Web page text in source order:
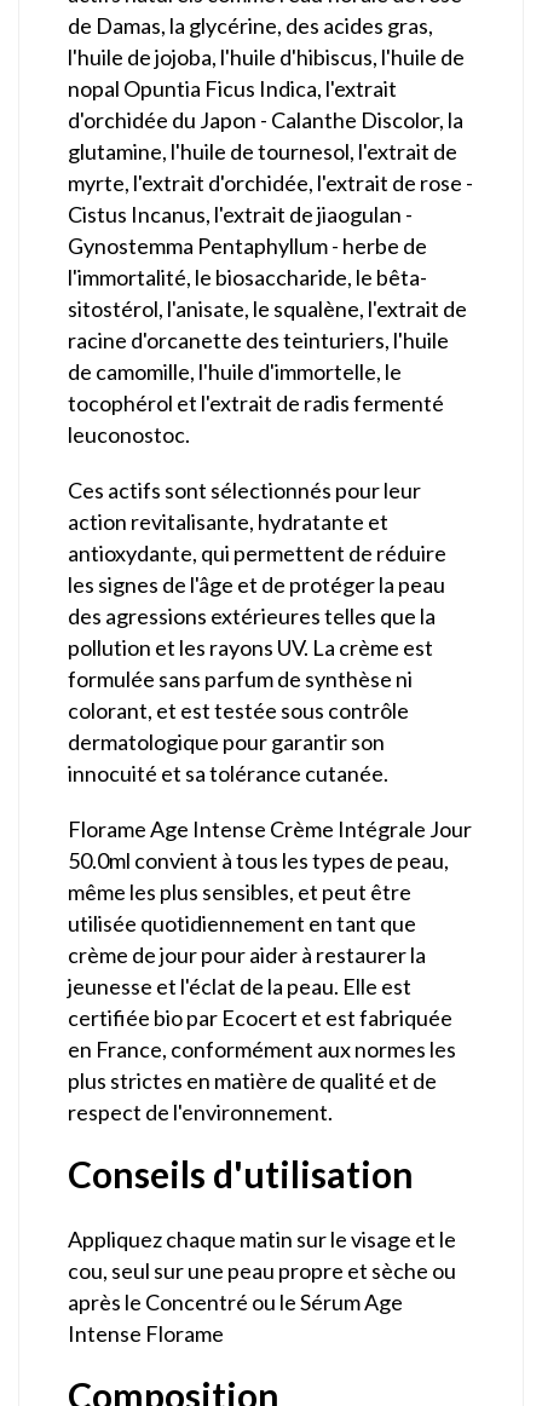
de Damas, la glycérine, des acides gras,
l'huile de jojoba, l'huile d'hibiscus, l'huile de
nopal Opuntia Ficus Indica, l'extrait
d'orchidée du Japon - Calanthe Discolor, la
glutamine, l'huile de tournesol, l'extrait de
myrte, l'extrait d'orchidée, l'extrait de rose -
Cistus Incanus, l'extrait de jiaogulan -
Gynostemma Pentaphyllum - herbe de
l'immortalité, le biosaccharide, le bêta-
sitostérol, l'anisate, le squalène, l'extrait de
racine d'orcanette des teinturiers, l'huile
de camomille, l'huile d'immortelle, le
tocophérol et l'extrait de radis fermenté
leuconostoc.
Ces actifs sont sélectionnés pour leur
action revitalisante, hydratante et
antioxydante, qui permettent de réduire
les signes de l'âge et de protéger la peau
des agressions extérieures telles que la
pollution et les rayons UV. La crème est
formulée sans parfum de synthèse ni
colorant, et est testée sous contrôle
dermatologique pour garantir son
innocuité et sa tolérance cutanée.
Florame Age Intense Crème Intégrale Jour
50.0ml convient à tous les types de peau,
même les plus sensibles, et peut être
utilisée quotidiennement en tant que
crème de jour pour aider à restaurer la
jeunesse et l'éclat de la peau. Elle est
certifiée bio par Ecocert et est fabriquée
en France, conformément aux normes les
plus strictes en matière de qualité et de
respect de l'environnement.
Conseils d'utilisation
Appliquez chaque matin sur le visage et le
cou, seul sur une peau propre et sèche ou
après le Concentré ou le Sérum Age
Intense Florame
Composition